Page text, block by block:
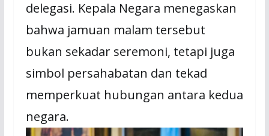
delegasi. Kepala Negara menegaskan
bahwa jamuan malam tersebut
bukan sekadar seremoni, tetapi juga
simbol persahabatan dan tekad
memperkuat hubungan antara kedua
negara.